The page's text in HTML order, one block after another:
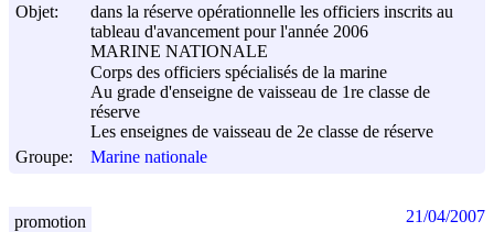
Objet:
dans la réserve opérationnelle les officiers inscrits au
tableau d'avancement pour l'année 2006
MARINE NATIONALE
Corps des officiers spécialisés de la marine
Au grade d'enseigne de vaisseau de 1re classe de
réserve
Les enseignes de vaisseau de 2e classe de réserve
Groupe:
Marine nationale
promotion 21/04/2007